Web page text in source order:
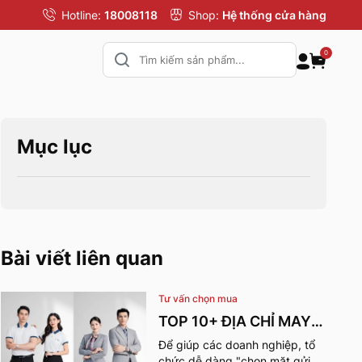
Hotline: 18008118 Shop: Hệ thống cửa hàng
0
Mục lục
Bài viết liên quan
Tư vấn chọn mua
TOP 10+ ĐỊA CHỈ MAY
ĐỒNG PHỤC CÔNG TY
Để giúp các doanh nghiệp, tổ